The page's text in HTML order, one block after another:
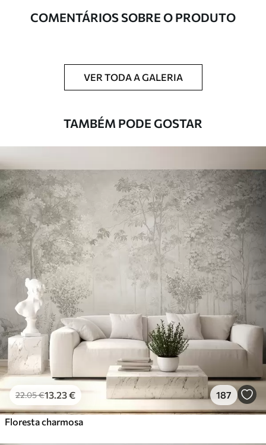
Adicionalmente
Disponível com revestimento de verniz
esponja macia. Murais de parede com
revestimento de verniz podem ser limpos
Aplicação perfeita
Materiais disponíveis
Standard
45.0027.00€/m²
Premium
56.67 34.00€ /m²
Vinil Premium
65.0039.00€/m²
Peel and Stick
.00€/m²
COMENTÁRIOS SOBRE O PRODUTO
VER TODA A GALERIA
TAMBÉM PODE GOSTAR
22.05€13 .23€ 187
Floresta charmosa